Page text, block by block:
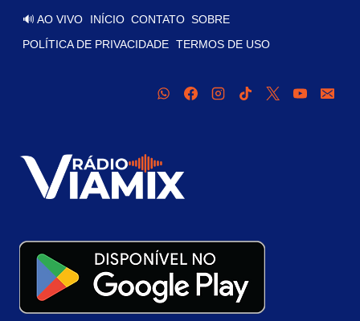
🔊 AO VIVO INÍCIO CONTATO SOBRE
POLÍTICA DE PRIVACIDADE TERMOS DE USO